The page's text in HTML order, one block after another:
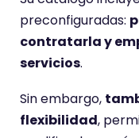
preconfiguradas:
contratarla y
servicios.
Sin embargo,
flexibilidad,